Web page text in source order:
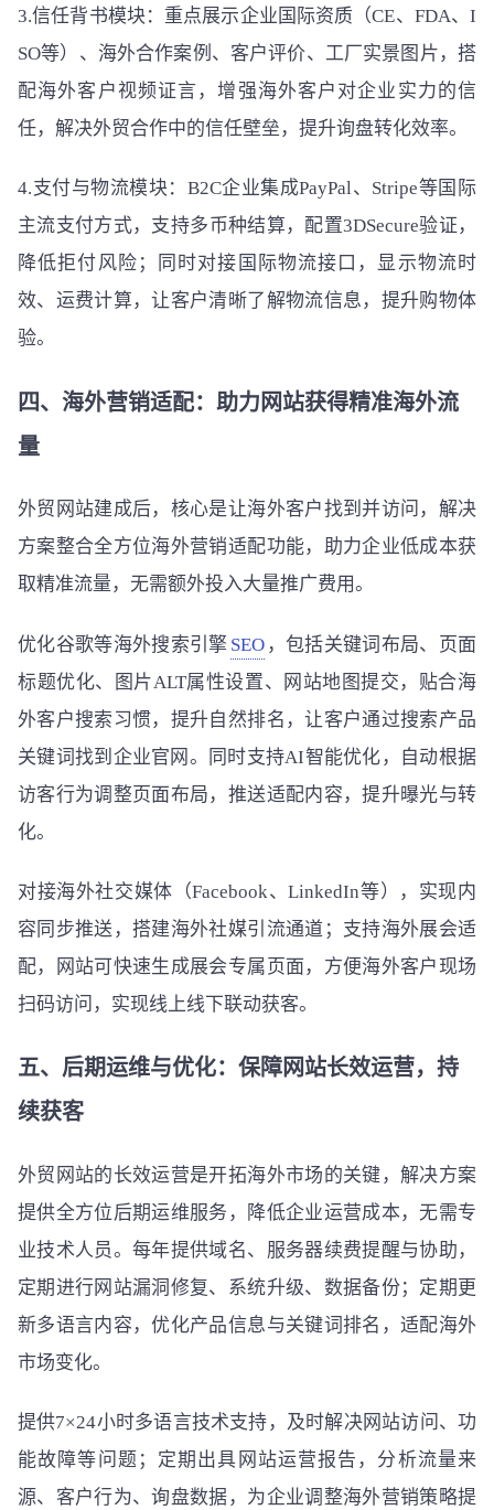
3.信任背书模块：重点展示企业国际资质（CE、FDA、I
SO等）、海外合作案例、客户评价、工厂实景图片，搭
配海外客户视频证言，增强海外客户对企业实力的信
任，解决外贸合作中的信任壁垒，提升询盘转化效率。
4.支付与物流模块：B2C企业集成PayPal、Stripe等国际
主流支付方式，支持多币种结算，配置3DSecure验证，
降低拒付风险；同时对接国际物流接口，显示物流时
效、运费计算，让客户清晰了解物流信息，提升购物体
验。
四、海外营销适配：助力网站获得精准海外流
量
外贸网站建成后，核心是让海外客户找到并访问，解决
方案整合全方位海外营销适配功能，助力企业低成本获
取精准流量，无需额外投入大量推广费用。
优化谷歌等海外搜索引擎 SEO ，包括关键词布局、页面
标题优化、图片ALT属性设置、网站地图提交，贴合海
外客户搜索习惯，提升自然排名，让客户通过搜索产品
关键词找到企业官网。同时支持AI智能优化，自动根据
访客行为调整页面布局，推送适配内容，提升曝光与转
化。
对接海外社交媒体（Facebook、LinkedIn等），实现内
容同步推送，搭建海外社媒引流通道；支持海外展会适
配，网站可快速生成展会专属页面，方便海外客户现场
扫码访问，实现线上线下联动获客。
五、后期运维与优化：保障网站长效运营，持
续获客
外贸网站的长效运营是开拓海外市场的关键，解决方案
提供全方位后期运维服务，降低企业运营成本，无需专
业技术人员。每年提供域名、服务器续费提醒与协助，
定期进行网站漏洞修复、系统升级、数据备份；定期更
新多语言内容，优化产品信息与关键词排名，适配海外
市场变化。
提供7×24小时多语言技术支持，及时解决网站访问、功
能故障等问题；定期出具网站运营报告，分析流量来
源、客户行为、询盘数据，为企业调整海外营销策略提